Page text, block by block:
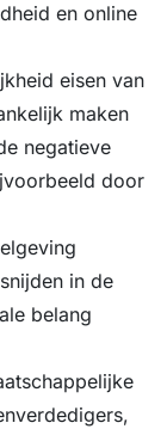
en online
eisen van
maken
negatieve
door
in de
belang